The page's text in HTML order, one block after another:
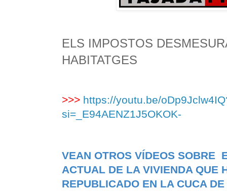
ELS IMPOSTOS
HABITATGES
>>> https://youtu.be/
si=_E94AENZ1J5OKOK-
VEAN OTROS VÍDEOS SOBRE
ACTUAL DE LA VIVIENDA QUE
REPUBLICADO EN LA CUCA